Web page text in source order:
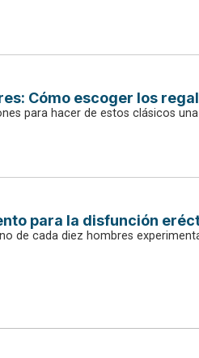
Cómo escoger los
para hacer de estos clásicos
para la disfunción
de cada diez hombres